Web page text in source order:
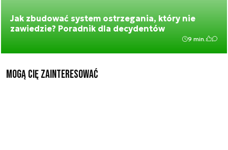
Jak zbudować system ostrzegania, który nie
zawiedzie? Poradnik dla decydentów
9 min.
Mogą Cię zainteresować